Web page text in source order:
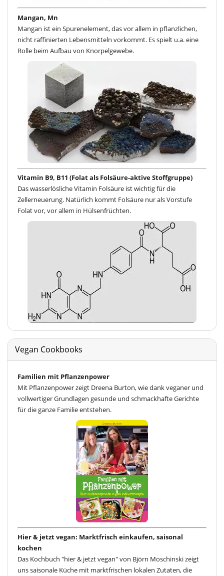
Mangan, Mn
Mangan ist ein Spurenelement, das vor allem in pflanzlichen,
nicht raffinierten Lebensmitteln vorkommt. Es spielt u.a. eine
Rolle beim Aufbau von Knorpelgewebe.
Vitamin B9, B11 (Folat als Folsäure-aktive Stoffgruppe)
Das wasserlösliche Vitamin Folsäure ist wichtig für die
Zellerneuerung. Natürlich kommt Folsäure nur als Vorstufe
Folat vor, vor allem in Hülsenfrüchten.
Vegan Cookbooks
Familien mit Pflanzenpower
Mit Pflanzenpower zeigt Dreena Burton, wie dank veganer und
vollwertiger Grundlagen gesunde und schmackhafte Gerichte
für die ganze Familie entstehen.
Hier & jetzt vegan: Marktfrisch einkaufen, saisonal
kochen
Das Kochbuch "hier & jetzt vegan" von Björn Moschinski zeigt
uns saisonale Küche mit marktfrischen lokalen Zutaten, die